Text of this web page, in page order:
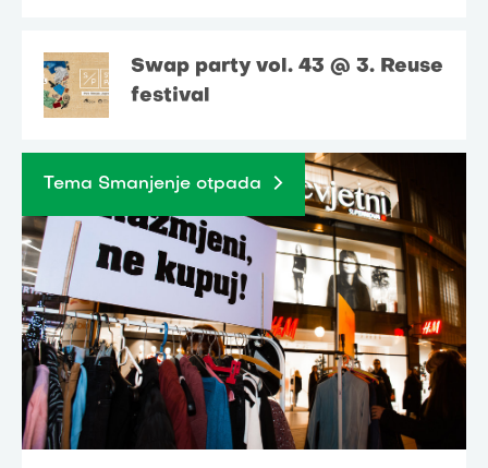
Swap party vol. 43 @ 3. Reuse
festival
Tema Smanjenje otpada